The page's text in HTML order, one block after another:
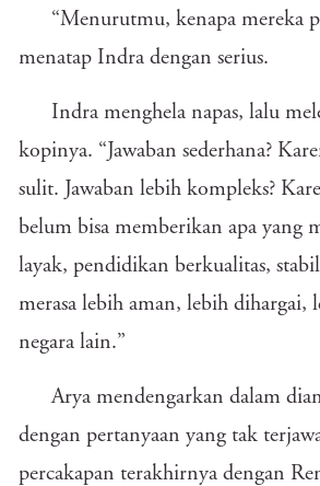
“Menurutmu, kenapa mereka
menatap Indra dengan serius.
Indra menghela napas, lalu
kopinya. “Jawaban sederhana?
sulit. Jawaban lebih kompleks?
belum bisa memberikan apa yang
layak, pendidikan berkualitas,
merasa lebih aman, lebih
negara lain.”
Arya mendengarkan dalam
dengan pertanyaan yang tak
percakapan terakhirnya dengan